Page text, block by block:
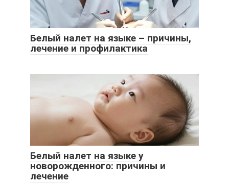
Белый налет на языке – причины,
лечение и профилактика
Белый налет на языке у
новорожденного: причины и
лечение